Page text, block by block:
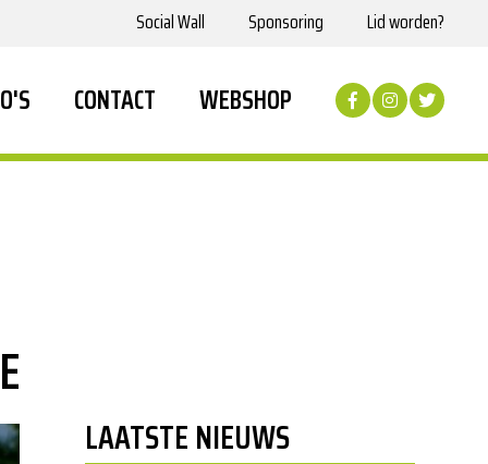
Social Wall Sponsoring Lid worden?
CONTACT WEBSHOP
LAATSTE NIEUWS